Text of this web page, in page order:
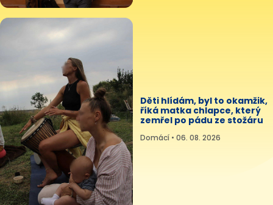
Děti hlídám, byl to okamžik,
říká matka chlapce, který
zemřel po pádu ze stožáru
Domácí • 06. 08. 2026